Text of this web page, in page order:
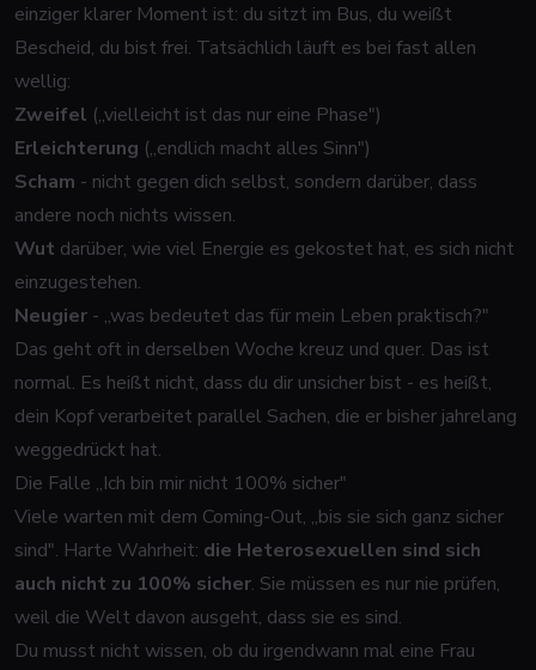
einziger klarer Moment ist: du sitzt im Bus, du weißt
Bescheid, du bist frei. Tatsächlich läuft es bei fast allen
wellig:
Zweifel („vielleicht ist das nur eine Phase")
Erleichterung („endlich macht alles Sinn")
Scham - nicht gegen dich selbst, sondern darüber, dass
andere noch nichts wissen.
Wut darüber, wie viel Energie es gekostet hat, es sich nicht
einzugestehen.
Neugier - „was bedeutet das für mein Leben praktisch?"
Das geht oft in derselben Woche kreuz und quer. Das ist
normal. Es heißt nicht, dass du dir unsicher bist - es heißt,
dein Kopf verarbeitet parallel Sachen, die er bisher jahrelang
weggedrückt hat.
Die Falle „Ich bin mir nicht 100% sicher"
Viele warten mit dem Coming-Out, „bis sie sich ganz sicher
sind". Harte Wahrheit: die Heterosexuellen sind sich
auch nicht zu 100% sicher. Sie müssen es nur nie prüfen,
weil die Welt davon ausgeht, dass sie es sind.
Du musst nicht wissen, ob du irgendwann mal eine Frau